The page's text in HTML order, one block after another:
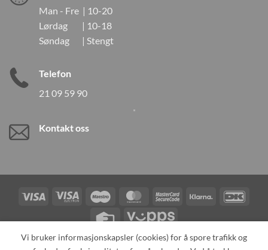
Man - Fre | 10-20
Lørdag | 10-18
Søndag | Stengt
Telefon
21 09 59 90
Kontakt oss
Visa
Visa
Maestro MasterCardMasterCardKlarna
Credit
Vipps
Vi bruker informasjonskapsler (cookies) for å spore trafikk og